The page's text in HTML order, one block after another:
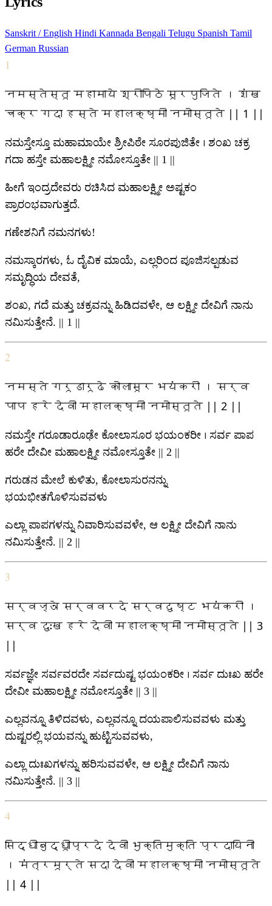
Sanskrit / English Hindi Kannada Bengali Telugu Spanish Tamil
German Russian
1
नमस्तेस्तू महामाये श्रीपिठे सूरपुजिते । शंख
चक्र गदा हस्ते महालक्ष्मी नमोस्तूते || 1 ||
ನಮಸ್ತೇಸ್ತೂ ಮಹಾಮಾಯೇ ಶ್ರೀಪಿಠೇ ಸೂರಪುಜಿತೇ । ಶಂಖ ಚಕ್ರ
ಗದಾ ಹಸ್ತೇ ಮಹಾಲಕ್ಷ್ಮೀ ನಮೋಸ್ತೂತೇ || 1 ||
ಹೀಗೆ ಇಂದ್ರದೇವರು ರಚಿಸಿದ ಮಹಾಲಕ್ಷ್ಮೀ ಅಷ್ಟಕಂ
ಪ್ರಾರಂಭವಾಗುತ್ತದೆ.
ಗಣೇಶನಿಗೆ ನಮನಗಳು!
ನಮಸ್ಕಾರಗಳು, ಓ ದೈವಿಕ ಮಾಯೆ, ಎಲ್ಲರಿಂದ ಪೂಜಿಸಲ್ಪಡುವ
ಸಮೃದ್ಧಿಯ ದೇವತೆ,
ಶಂಖ, ಗದೆ ಮತ್ತು ಚಕ್ರವನ್ನು ಹಿಡಿದವಳೇ, ಆ ಲಕ್ಷ್ಮೀ ದೇವಿಗೆ ನಾನು
ನಮಿಸುತ್ತೇನೆ. || 1 ||
2
नमस्ते गरूडारूढे कोलासूर भयंकरी । सर्व
पाप हरे देवी महालक्ष्मी नमोस्तूते || 2 ||
ನಮಸ್ತೇ ಗರೂಡಾರೂಢೇ ಕೋಲಾಸೂರ ಭಯಂಕರೀ । ಸರ್ವ ಪಾಪ
ಹರೇ ದೇವೀ ಮಹಾಲಕ್ಷ್ಮೀ ನಮೋಸ್ತೂತೇ || 2 ||
ಗರುಡನ ಮೇಲೆ ಕುಳಿತು, ಕೋಲಾಸುರನನ್ನು
ಭಯಭೀತಗೊಳಿಸುವವಳು
ಎಲ್ಲಾ ಪಾಪಗಳನ್ನು ನಿವಾರಿಸುವವಳೇ, ಆ ಲಕ್ಷ್ಮೀ ದೇವಿಗೆ ನಾನು
ನಮಿಸುತ್ತೇನೆ. || 2 ||
3
सर्वज्ञे सर्ववरदे सर्वदुष्ट भयंकरी ।
सर्व दुःख हरे देवी महालक्ष्मी नमोस्तूते || 3
||
ಸರ್ವಜ್ಞೇ ಸರ್ವವರದೇ ಸರ್ವದುಷ್ಟ ಭಯಂಕರೀ । ಸರ್ವ ದುಃಖ ಹರೇ
ದೇವೀ ಮಹಾಲಕ್ಷ್ಮೀ ನಮೋಸ್ತೂತೇ || 3 ||
ಎಲ್ಲವನ್ನೂ ತಿಳಿದವಳು, ಎಲ್ಲವನ್ನೂ ದಯಪಾಲಿಸುವವಳು ಮತ್ತು
ದುಷ್ಟರಲ್ಲಿ ಭಯವನ್ನು ಹುಟ್ಟಿಸುವವಳು,
ಎಲ್ಲಾ ದುಃಖಗಳನ್ನು ಹರಿಸುವವಳೇ, ಆ ಲಕ್ಷ್ಮೀ ದೇವಿಗೆ ನಾನು
ನಮಿಸುತ್ತೇನೆ. || 3 ||
4
सिद्धीबुद्धूीप्रदे देवी भुक्तिमुक्ति प्रदायिनी
। मंत्रमूर्ते सदा देवी महालक्ष्मी नमोस्तूते
|| 4 ||